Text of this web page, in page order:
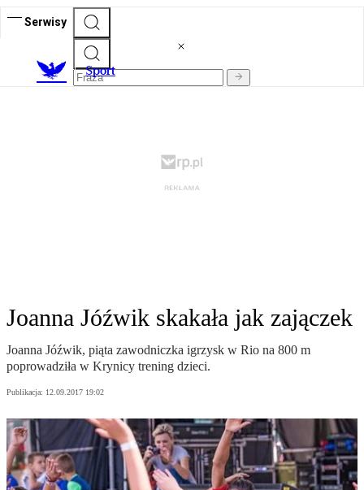
Serwisy
Sport
Joanna Jóźwik skakała jak zajączek
Joanna Jóźwik, piąta zawodniczka igrzysk w Rio na 800 m
poprowadziła w Krynicy trening dzieci.
Publikacja: 12.09.2017 19:02